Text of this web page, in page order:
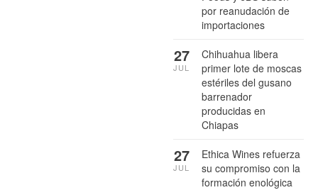
por reanudación de
importaciones
Chihuahua libera
primer lote de moscas
estériles del gusano
barrenador
producidas en
Chiapas
27
JUL
Ethica Wines refuerza
su compromiso con la
formación enológica
27
JUL